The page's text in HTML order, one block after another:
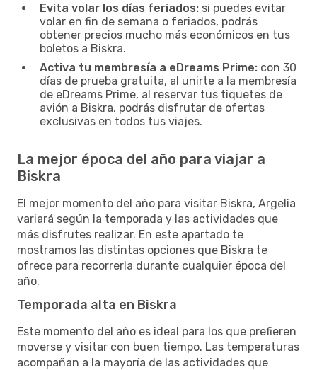
Evita volar los días feriados: si puedes evitar
volar en fin de semana o feriados, podrás
obtener precios mucho más económicos en tus
boletos a Biskra.
Activa tu membresía a eDreams Prime: con 30
días de prueba gratuita, al unirte a la membresía
de eDreams Prime, al reservar tus tiquetes de
avión a Biskra, podrás disfrutar de ofertas
exclusivas en todos tus viajes.
La mejor época del año para viajar a
Biskra
El mejor momento del año para visitar Biskra, Argelia
variará según la temporada y las actividades que
más disfrutes realizar. En este apartado te
mostramos las distintas opciones que Biskra te
ofrece para recorrerla durante cualquier época del
año.
Temporada alta en Biskra
Este momento del año es ideal para los que prefieren
moverse y visitar con buen tiempo. Las temperaturas
acompañan a la mayoría de las actividades que